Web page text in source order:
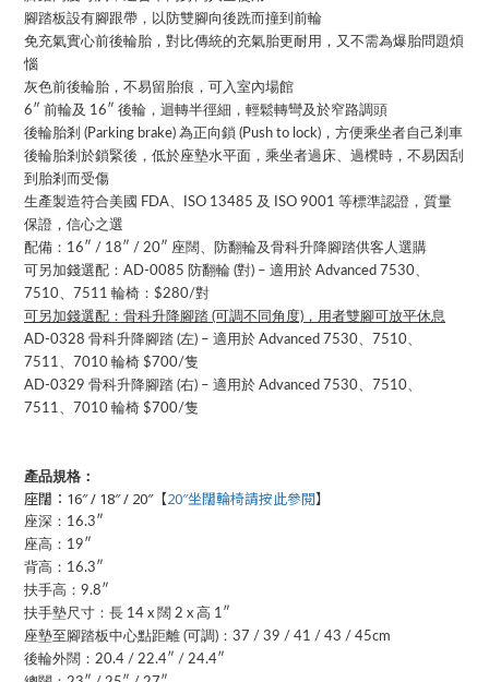
腳踏板設有腳跟帶，以防雙腳向後跣而撞到前輪
免充氣實心前後輪胎，對比傳統的充氣胎更耐用，又不需為爆胎問題煩
惱
灰色前後輪胎，不易留胎痕，可入室內場館
6″ 前輪及 16″ 後輪，迴轉半徑細，輕鬆轉彎及於窄路調頭
後輪胎剎 (Parking brake) 為正向鎖 (Push to lock)，方便乘坐者自己剎車
後輪胎剎於鎖緊後，低於座墊水平面，乘坐者過床、過櫈時，不易因刮
到胎剎而受傷
生產製造符合美國 FDA、ISO 13485 及 ISO 9001 等標準認證，質量
保證，信心之選
配備：16″ / 18″ / 20″ 座闊、防翻輪及骨科升降腳踏供客人選購
可另加錢選配：AD-0085 防翻輪 (對) – 適用於 Advanced 7530、
7510、7511 輪椅：$280/對
可另加錢選配：骨科升降腳踏 (可調不同角度)，用者雙腳可放平休息
AD-0328 骨科升降腳踏 (左) – 適用於 Advanced 7530、7510、
7511、7010 輪椅 $700/隻
AD-0329 骨科升降腳踏 (右) – 適用於 Advanced 7530、7510、
7511、7010 輪椅 $700/隻
產品規格：
座闊：16″ / 18″ / 20″【20″坐闊輪椅請按此參閱】
座深：16.3″
座高：19″
背高：16.3″
扶手高：9.8″
扶手墊尺寸：長 14 x 闊 2 x 高 1″
座墊至腳踏板中心點距離 (可調)：37 / 39 / 41 / 43 / 45cm
後輪外闊：20.4 / 22.4″ / 24.4″